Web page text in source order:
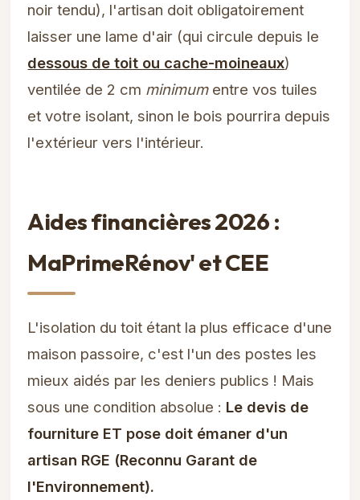
noir tendu), l'artisan doit obligatoirement
laisser une lame d'air (qui circule depuis le
dessous de toit ou cache-moineaux)
ventilée de 2 cm minimumentre vos tuiles
et votre isolant, sinon le bois pourrira depuis
l'extérieur vers l'intérieur.
Aides financières 2026 :
MaPrimeRénov' et CEE
L'isolation du toit étant la plus efficace d'une
maison passoire, c'est l'un des postes les
mieux aidés par les deniers publics ! Mais
sous une condition absolue : Le devis de
fourniture ET pose doit émaner d'un
artisan RGE (Reconnu Garant de
l'Environnement).